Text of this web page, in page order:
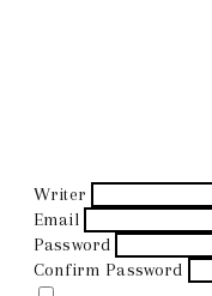
Writer
Email
Password
Confirm Password